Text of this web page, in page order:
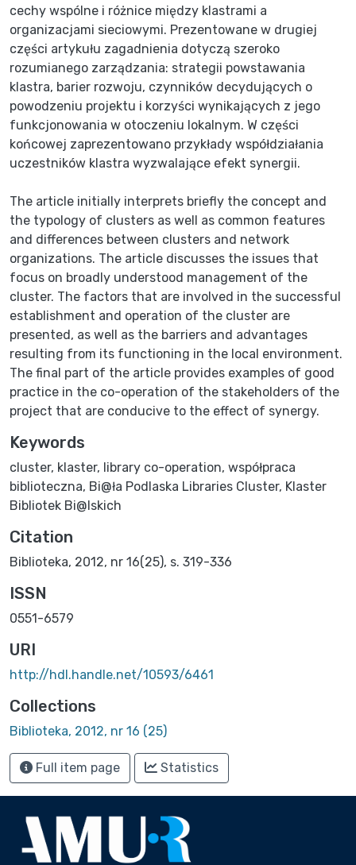
cechy wspólne i różnice między klastrami a
organizacjami sieciowymi. Prezentowane w drugiej
części artykułu zagadnienia dotyczą szeroko
rozumianego zarządzania: strategii powstawania
klastra, barier rozwoju, czynników decydujących o
powodzeniu projektu i korzyści wynikających z jego
funkcjonowania w otoczeniu lokalnym. W części
końcowej zaprezentowano przykłady współdziałania
The article initially interprets briefly the concept and
the typology of clusters as well as common features
and differences between clusters and network
organizations. The article discusses the issues that
focus on broadly understood management of the
cluster. The factors that are involved in the successful
establishment and operation of the cluster are
presented, as well as the barriers and advantages
resulting from its functioning in the local environment.
The final part of the article provides examples of good
practice in the co-operation of the stakeholders of the
project that are conducive to the effect of synergy.
Keywords
cluster, klaster, library co-operation, współpraca
biblioteczna, Bi@ła Podlaska Libraries Cluster, Klaster
Bibliotek Bi@lskich
Citation
Biblioteka, 2012, nr 16(25), s. 319-336
ISSN
0551-6579
URI
http://hdl.handle.net/10593/6461
Collections
Biblioteka, 2012, nr 16 (25)
Full item page Statistics